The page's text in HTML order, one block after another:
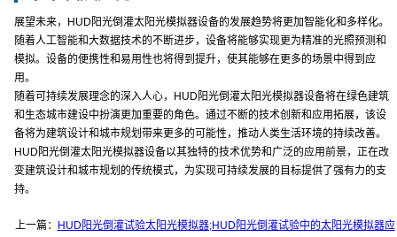
展望未来，HUD阳光倒灌太阳光模拟器设备的发展趋势将更加智能化和多样化。
随着人工智能和大数据技术的不断进步，设备将能够实现更为精准的光照预测和
模拟。设备的便携性和易用性也将得到提升，使其能够在更多的场景中得到应
用。
随着可持续发展理念的深入人心，HUD阳光倒灌太阳光模拟器设备将在绿色建筑
和生态城市建设中扮演更加重要的角色。通过不断的技术创新和应用拓展，该设
备将为建筑设计和城市规划带来更多的可能性，推动人类生活环境的持续改善。
HUD阳光倒灌太阳光模拟器设备以其独特的技术优势和广泛的应用前景，正在改
变建筑设计和城市规划的传统模式，为实现可持续发展的目标提供了强有力的支
持。
上一篇：
HUD阳光倒灌试验太阳光模拟器;HUD阳光倒灌试验中的太阳光模拟器应